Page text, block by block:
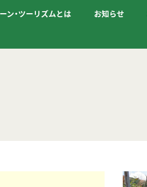
ン・ツーリズムとは お知らせ